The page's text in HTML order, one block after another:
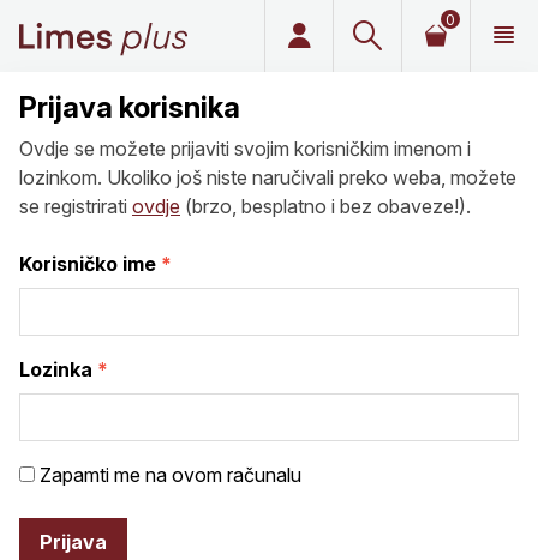
0
Prijava korisnika
Ovdje se možete prijaviti svojim korisničkim imenom i
lozinkom. Ukoliko još niste naručivali preko weba, možete
se registrirati ovdje (brzo, besplatno i bez obaveze!).
Korisničko ime
Lozinka
Zapamti me na ovom računalu
Prijava